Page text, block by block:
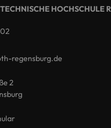
HOCHSCHULE
regensburg.de
2